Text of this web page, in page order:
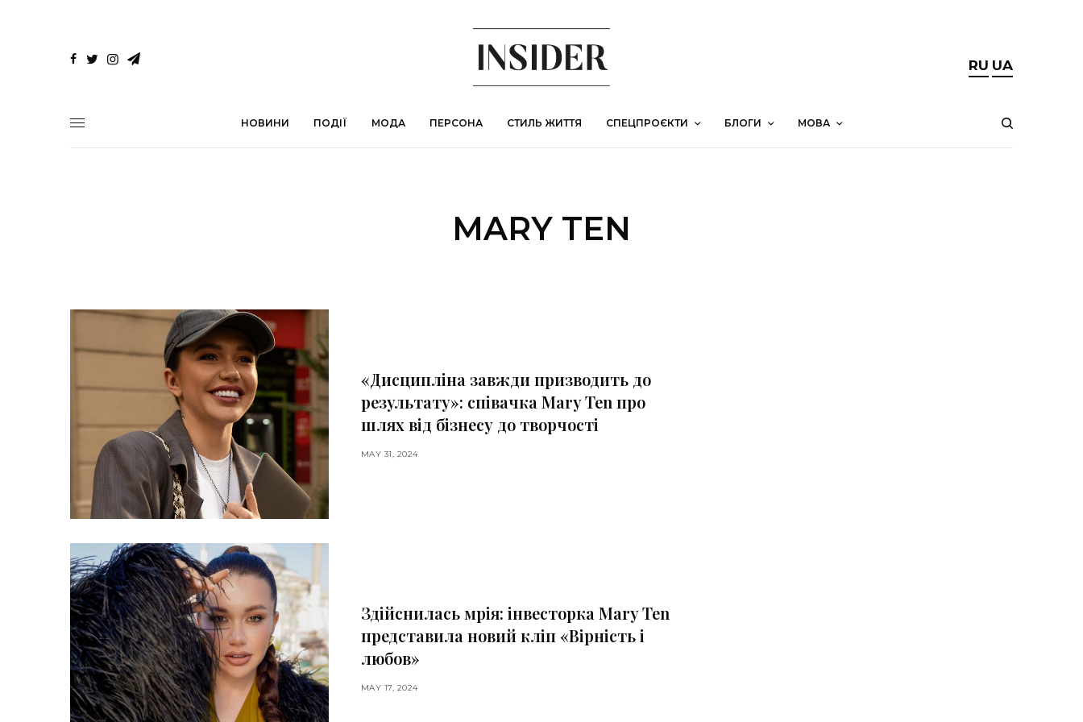
RU UA
НОВИНИ ПОДІЇ МОДА ПЕРСОНА СТИЛЬ ЖИТТЯ СПЕЦПРОЄКТИ БЛОГИ МОВА
MARY TEN
«Дисципліна завжди призводить до
результату»: співачка Mary Ten про
шлях від бізнесу до творчості
MAY 31, 2024
Здійснилась мрія: інвесторка Mary Ten
представила новий кліп «Вірність і
любов»
MAY 17, 2024